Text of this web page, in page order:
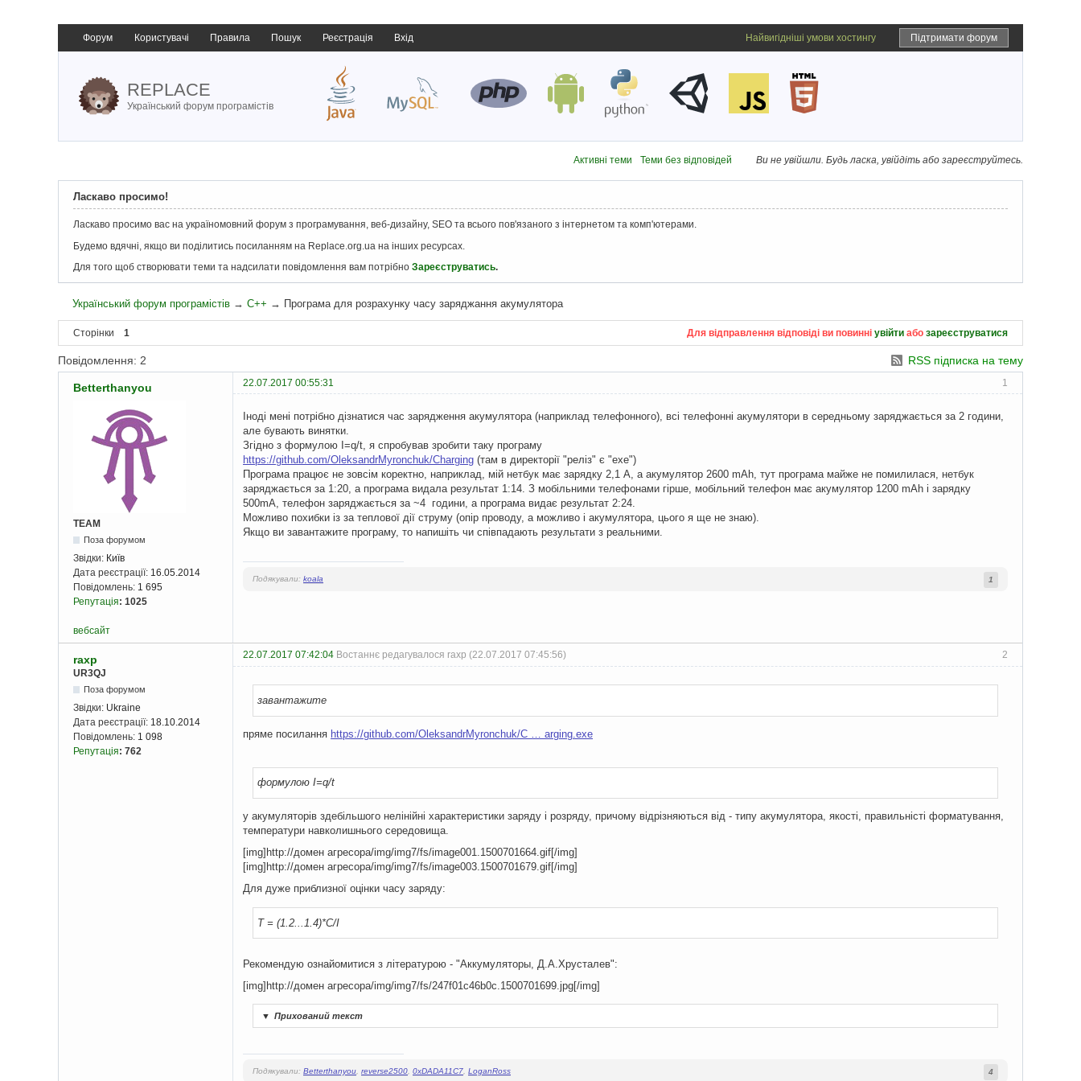
Форум Користувачі Правила Пошук Реєстрація Вхід Підтримати форум
Найвигідніші умови хостингу
REPLACE
Український форум програмістів
Ви не увійшли. Будь ласка, увійдіть або зареєструйтесь.
Активні теми Теми без відповідей
Ласкаво просимо!
Ласкаво просимо вас на україномовний форум з програмування, веб-дизайну, SEO та всього пов'язаного з інтернетом та комп'ютерами.
Будемо вдячні, якщо ви поділитись посиланням на Replace.org.ua на інших ресурсах.
Для того щоб створювати теми та надсилати повідомлення вам потрібно Зареєструватись.
Український форум програмістів →C++ → Програма для розрахунку часу заряджання акумулятора
Сторінки 1 Для відправлення відповіді ви повинні увійти або зареєструватися
RSS підписка на тему
Повідомлення: 2
1
Betterthanyou 22.07.2017 00:55:31
TEAM
Поза форумом
Звідки: Київ
Дата реєстрації: 16.05.2014
Повідомлень: 1 695
Репутація: 1025
Іноді мені потрібно дізнатися час зарядження акумулятора (наприклад телефонного), всі телефонні акумулятори в середньому заряджається за 2 години,
але бувають винятки.
Згідно з формулою I=q/t, я спробував зробити таку програму
https://github.com/OleksandrMyronchuk/Charging (там в директорії "реліз" є "ехе")
Програма працює не зовсім коректно, наприклад, мій нетбук має зарядку 2,1 А, а акумулятор 2600 mAh, тут програма майже не помилилася, нетбук
заряджається за 1:20, а програма видала результат 1:14. З мобільними телефонами гірше, мобільний телефон має акумулятор 1200 mAh і зарядку
500mA, телефон заряджається за ~4 години, а програма видає результат 2:24.
Можливо похибки із за теплової дії струму (опір проводу, а можливо і акумулятора, цього я ще не знаю).
Якщо ви завантажите програму, то напишіть чи співпадають результати з реальними.
Подякували: koala 1
вебсайт
2
raxp 22.07.2017 07:42:04 Востаннє редагувалося raxp (22.07.2017 07:45:56)
UR3QJ
Поза форумом
Звідки: Ukraine
Дата реєстрації: 18.10.2014
Повідомлень: 1 098
Репутація: 762
завантажите
пряме посилання https://github.com/OleksandrMyronchuk/C … arging.exe
формулою I=q/t
у акумуляторів здебiльшого нелінійні характеристики заряду і розряду, причому відрізняються від - типу акумулятора, якості, правильністi форматування,
температури навколишнього середовища.
[img]http://домен агресора/img/img7/fs/image001.1500701664.gif[/img]
[img]http://домен агресора/img/img7/fs/image003.1500701679.gif[/img]
Для дуже приблизної оцінки часу заряду:
T = (1.2...1.4)*C/I
Рекомендую ознайомитися з літературою - "Аккумуляторы, Д.А.Хрусталев":
[img]http://домен агресора/img/img7/fs/247f01c46b0c.1500701699.jpg[/img]
▼ Прихований текст
Подякували: Betterthanyou reverse2500 0xDADA11C7 LoganRoss 4